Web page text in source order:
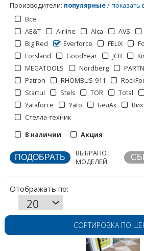
Производители: популярные/показать
Все
AE&T
Airline Alca AVS
Big Red
Everforce FELIX
Forsland
GoodYear JCB
MEGATOOLS
Nordberg
Patron
RHOMBUS-911
Startul
Stels TOR Total
Yataforce
Yato БелАк
Стелла-техник
В наличии
Акция
ВЫБРАНО
МОДЕЛЕЙ:
Отображать по:
СОРТИРОВКА ПО